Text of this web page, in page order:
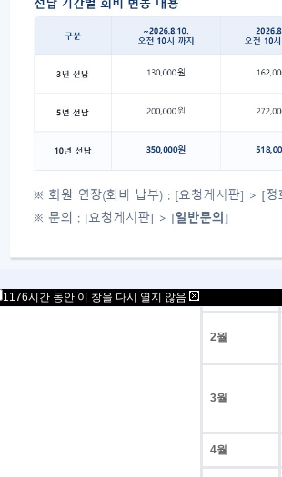
다. 월별 시행 일정
2월
3월
4월
1176시간 동안 이 창을 다시 열지 않음